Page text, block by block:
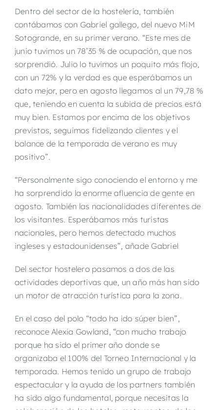
Dentro del sector de la hostelería, también
contábamos con Gabriel gallego, del nuevo MiM
Sotogrande, en su primer verano. “Este mes de
junio tuvimos un 78’35 % de ocupación, que nos
sorprendió. Julio lo tuvimos un poquito más flojo,
con un 72% y la verdad es que esperábamos un
dato mejor, pero en agosto llegamos al un 79,78 %
que, teniendo en cuenta la subida de precios está
muy bien. Estamos por encima de los objetivos
previstos, seguimos fidelizando clientes y el
balance de la temporada de verano es muy
positivo”.
“Personalmente sigo conociendo el entorno y me
ha sorprendido la enorme afluencia de gente en
agosto. También las nacionalidades diferentes de
los visitantes. Esperábamos más turistas
nacionales, pero hemos detectado muchos
ingleses y estadounidenses”, añade Gabriel
Del sector hostelero pasamos a dos de las
actividades deportivas que, un año más han sido
un motor de atracción turística para la zona.
En el caso del polo “todo ha ido súper bien”,
reconoce Alexia Gowland, “con mucho trabajo
porque ha sido el primer año donde se
organizaba el 100% del Torneo Internacional y la
temporada. Hemos tenido un grupo de trabajo
espectacular y la ayuda de los partners también
ha sido algo fundamental, porque necesitas la